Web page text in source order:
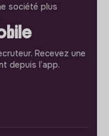
société plus
Recevez une
depuis l’app.